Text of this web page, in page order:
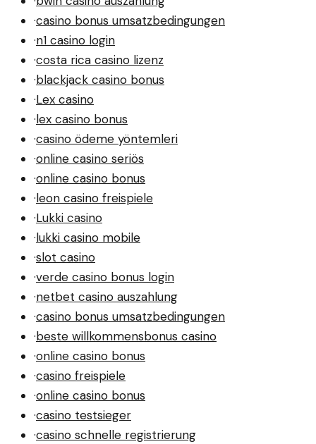
·casino bonus umsatzbedingungen
·n1 casino login
·costa rica casino lizenz
·blackjack casino bonus
·Lex casino
·lex casino bonus
·casino ödeme yöntemleri
·online casino seriös
·online casino bonus
·leon casino freispiele
·Lukki casino
·lukki casino mobile
·slot casino
·verde casino bonus login
·netbet casino auszahlung
·casino bonus umsatzbedingungen
·beste willkommensbonus casino
·online casino bonus
·casino freispiele
·online casino bonus
·casino testsieger
·casino schnelle registrierung